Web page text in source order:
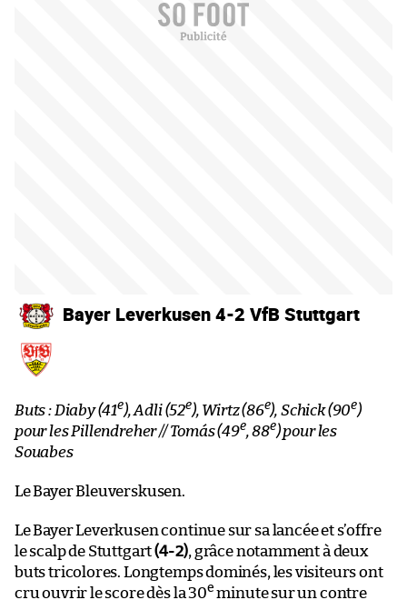
Bayer Leverkusen 4-2 VfB Stuttgart
Buts : Diaby (41e), Adli (52e), Wirtz (86e), Schick (90e)
pour les Pillendreher // Tomás (49e, 88e) pour les
Souabes
Le Bayer Bleuverskusen.
Le Bayer Leverkusen continue sur sa lancée et s’offre
le scalp de Stuttgart(4-2), grâce notamment à deux
buts tricolores. Longtemps dominés, les visiteurs ont
cru ouvrir le score dès la 30e minute sur un contre